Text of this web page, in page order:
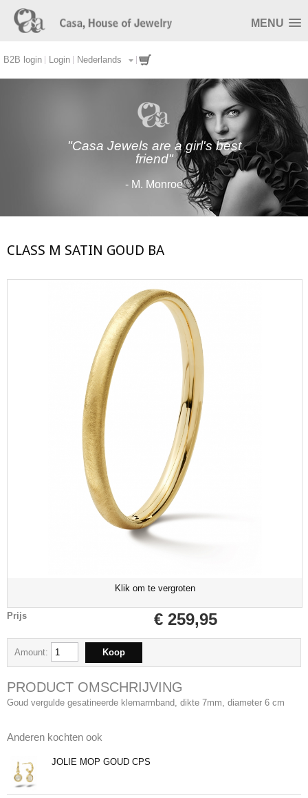
MENU
B2B login Login Nederlands
"Casa Jewels are a girl's best
friend"
- M. Monroe
CLASS M SATIN GOUD BA
Klik om te vergroten
Prijs € 259,95
Amount:
PRODUCT OMSCHRIJVING
Goud vergulde gesatineerde klemarmband, dikte 7mm, diameter 6 cm
Anderen kochten ook
JOLIE MOP GOUD CPS